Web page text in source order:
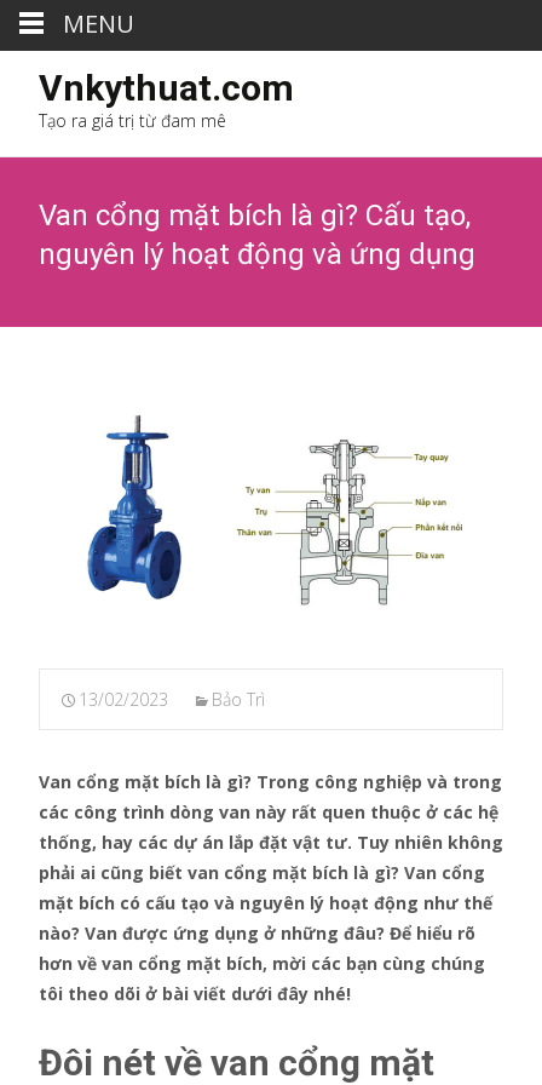
Vnkythuat.com
Tạo ra giá trị từ đam mê
Van cổng mặt bích là gì? Cấu tạo,
nguyên lý hoạt động và ứng dụng
13/02/2023 Bảo Trì
Van cổng mặt bích là gì? Trong công nghiệp và trong
các công trình dòng van này rất quen thuộc ở các hệ
thống, hay các dự án lắp đặt vật tư. Tuy nhiên không
phải ai cũng biết van cổng mặt bích là gì? Van cổng
mặt bích có cấu tạo và nguyên lý hoạt động như thế
nào? Van được ứng dụng ở những đâu? Để hiểu rõ
hơn về van cổng mặt bích, mời các bạn cùng chúng
tôi theo dõi ở bài viết dưới đây nhé!
Đôi nét về van cổng mặt
MENU